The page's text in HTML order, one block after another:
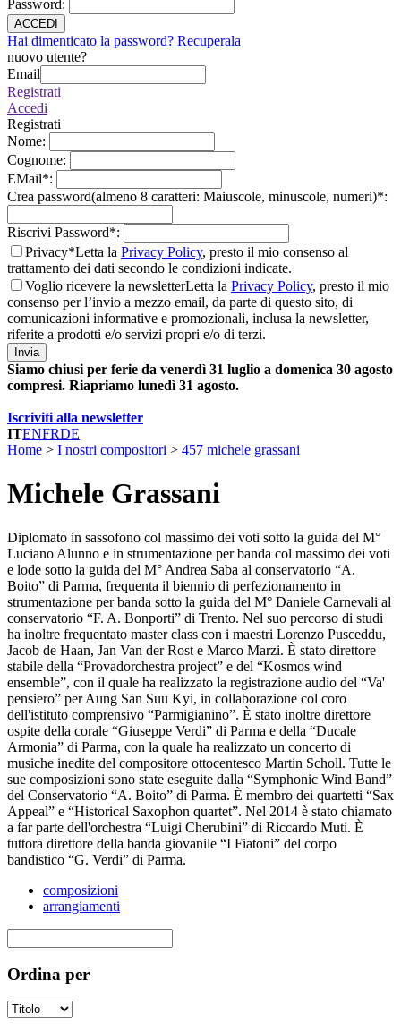
Password:
ACCEDI
Hai dimenticato la password? Recuperala
nuovo utente?
Email
Registrati
Accedi
Registrati
Nome:
Cognome:
EMail*:
Crea password(almeno 8 caratteri: Maiuscole, minuscole, numeri)*:
Riscrivi Password*:
Privacy*Letta la Privacy Policy, presto il mio consenso al
trattamento dei dati secondo le condizioni indicate.
Voglio ricevere la newsletterLetta la Privacy Policy, presto il mio
consenso per l’invio a mezzo email, da parte di questo sito, di
comunicazioni informative e promozionali, inclusa la newsletter,
riferite a prodotti e/o servizi propri e/o di terzi.
Invia
Siamo chiusi per ferie da venerdì 31 luglio a domenica 30 agosto
compresi. Riapriamo lunedì 31 agosto.
Iscriviti alla newsletter
ITENFRDE
Home > I nostri compositori > 457 michele grassani
Michele Grassani
Diplomato in sassofono col massimo dei voti sotto la guida del M°
Luciano Alunno e in strumentazione per banda col massimo dei voti
e lode sotto la guida del M° Andrea Saba al conservatorio “A.
Boito” di Parma, frequenta il biennio di perfezionamento in
strumentazione per banda sotto la guida del M° Daniele Carnevali al
conservatorio “F. A. Bonporti” di Trento. Nel suo percorso di studi
ha inoltre frequentato master class con i maestri Lorenzo Pusceddu,
Jacob de Haan, Jan Van der Rost e Marco Marzi. È stato direttore
stabile della “Provadorchestra project” e del “Kosmos wind
ensemble”, con il quale ha realizzato la registrazione audio del “Va'
pensiero” per Aung San Suu Kyi, in collaborazione col coro
dell'istituto comprensivo “Parmigianino”. È stato inoltre direttore
ospite della corale “Giuseppe Verdi” di Parma e della “Ducale
Armonia” di Parma, con la quale ha realizzato un concerto di
musiche inedite del compositore ottocentesco Martin Scholl. Tutte le
sue composizioni sono state eseguite dalla “Symphonic Wind Band”
del Conservatorio “A. Boito” di Parma. È membro dei quartetti “Sax
Appeal” e “Historical Saxophon quartet”. Nel 2014 è stato chiamato
a far parte dell'orchestra “Luigi Cherubini” di Riccardo Muti. È
tuttora direttore della banda giovanile “I Fiatoni” del corpo
bandistico “G. Verdi” di Parma.
composizioni
arrangiamenti
Ordina per